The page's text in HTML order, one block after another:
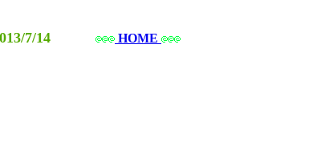
7/14 HOME